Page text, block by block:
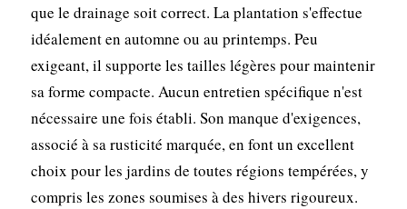
que le drainage soit correct. La plantation s'effectue
idéalement en automne ou au printemps. Peu
exigeant, il supporte les tailles légères pour maintenir
sa forme compacte. Aucun entretien spécifique n'est
nécessaire une fois établi. Son manque d'exigences,
associé à sa rusticité marquée, en font un excellent
choix pour les jardins de toutes régions tempérées, y
compris les zones soumises à des hivers rigoureux.